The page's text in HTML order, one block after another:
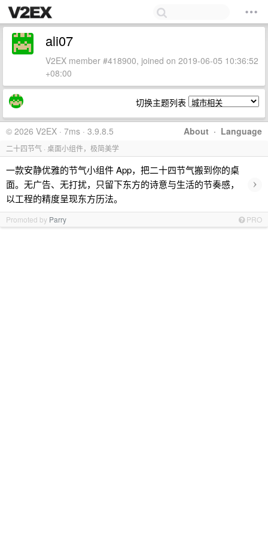
ali07
V2EX member #418900, joined on 2019-06-05 10:36:52
+08:00
切换主题列表
About · Language
© 2026 V2EX · 7ms · 3.9.8.5
二十四节气 · 桌面小组件，极简美学
一款安静优雅的节气小组件 App，把二十四节气搬到你的桌
面。无广告、无打扰，只留下东方的诗意与生活的节奏感，
以工程的精度呈现东方历法。
›
Promoted by Parry PRO